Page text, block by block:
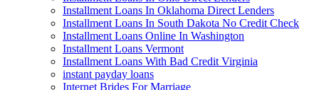
Installment Loans In Oklahoma Direct Lenders
Installment Loans In South Dakota No Credit Check
Installment Loans Online In Washington
Installment Loans Vermont
Installment Loans With Bad Credit Virginia
instant payday loans
Internet Brides For Marriage